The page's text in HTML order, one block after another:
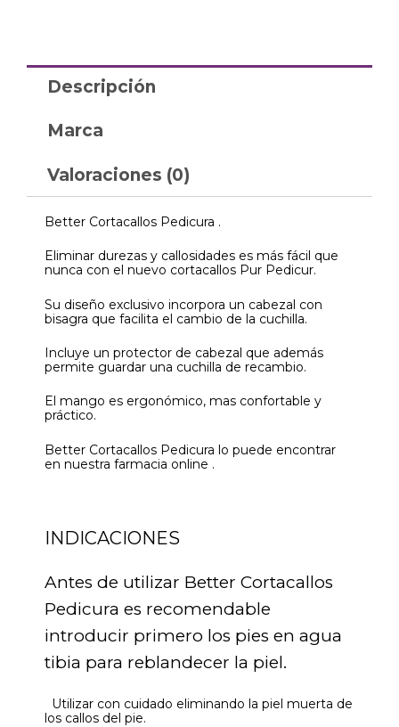
Descripción
Marca
Valoraciones (0)
Better Cortacallos Pedicura .
Eliminar durezas y callosidades es más fácil que
nunca con el nuevo cortacallos Pur Pedicur.
Su diseño exclusivo incorpora un cabezal con
bisagra que facilita el cambio de la cuchilla.
Incluye un protector de cabezal que además
permite guardar una cuchilla de recambio.
El mango es ergonómico, mas confortable y
práctico.
Better Cortacallos Pedicura lo puede encontrar
en nuestra farmacia online .
INDICACIONES
Antes de utilizar Better Cortacallos
Pedicura es recomendable
introducir primero los pies en agua
tibia para reblandecer la piel.
Utilizar con cuidado eliminando la piel muerta de
los callos del pie.